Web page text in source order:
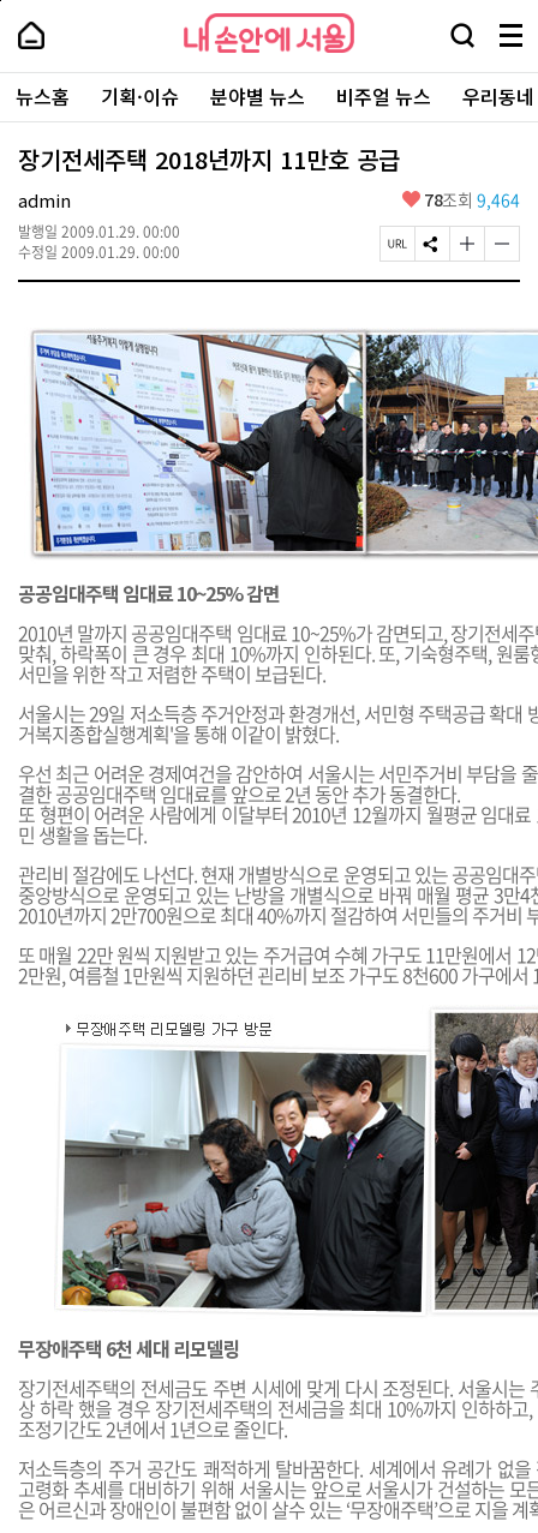
본
로
가
내
손
안
에
서
울
-
서
울
시
대
표
소
털
내
손
에
울
검
창
열
기
메
뉴
전
체
보
주
요
서
뉴스홈 기획·이슈 분야별 뉴스 비주얼 뉴스 우리동
장기전세주택 2018년까지 11만호 공급
admin
발행일 2009.01.29. 00:00
수정일 2009.01.29. 00:00
좋
요
78조회 9,464
페
이
R
L
복
사
S
N
유
하
기
글
자
크
게
변
경
하
기
글
자
작
변
경
하
기
공공임대주택 임대료 10~25% 감면
2010년 말까지 공공임대주택 임대료 10~25%가 감면되고, 장기전세
맞춰, 하락폭이 큰 경우 최대 10%까지 인하된다. 또, 기숙형주택, 원
서민을 위한 작고 저렴한 주택이 보급된다.
서울시는 29일 저소득층 주거안정과 환경개선, 서민형 주택공급 확대
거복지종합실행계획'을 통해 이같이 밝혔다.
우선 최근 어려운 경제여건을 감안하여 서울시는 서민주거비 부담을
결한 공공임대주택 임대료를 앞으로 2년 동안 추가 동결한다.
또 형편이 어려운 사람에게 이달부터 2010년 12월까지 월평균 임대
민 생활을 돕는다.
관리비 절감에도 나선다. 현재 개별방식으로 운영되고 있는 공공임대
중앙방식으로 운영되고 있는 난방을 개별식으로 바꿔 매월 평균 3만
2010년까지 2만700원으로 최대 40%까지 절감하여 서민들의 주거비
또 매월 22만 원씩 지원받고 있는 주거급여 수혜 가구도 11만원에서
2만원, 여름철 1만원씩 지원하던 괸리비 보조 가구도 8천600 가구에서
무장애주택 6천 세대 리모델링
장기전세주택의 전세금도 주변 시세에 맞게 다시 조정된다. 서울시는
상 하락 했을 경우 장기전세주택의 전세금을 최대 10%까지 인하하고
조정기간도 2년에서 1년으로 줄인다.
저소득층의 주거 공간도 쾌적하게 탈바꿈한다. 세계에서 유례가 없
고령화 추세를 대비하기 위해 서울시는 앞으로 서울시가 건설하는 모
은 어르신과 장애인이 불편함 없이 살수 있는 ‘무장애주택’으로 지을 계
페
상
단
로